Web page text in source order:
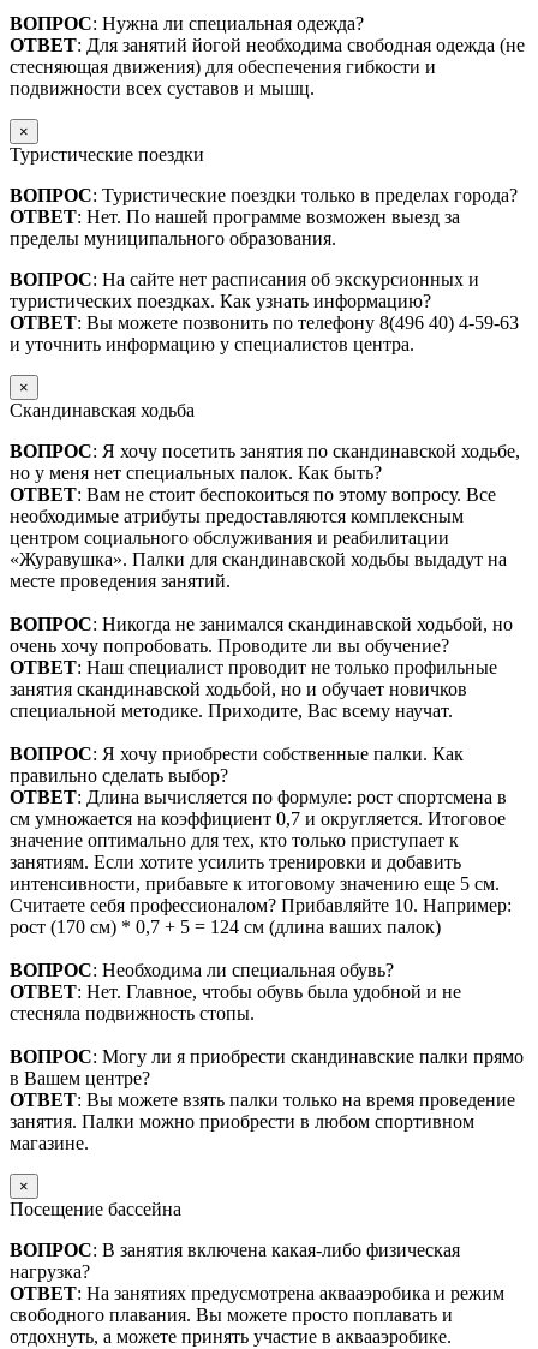
ВОПРОС: Нужна ли специальная одежда?
ОТВЕТ: Для занятий йогой необходима свободная одежда (не
стесняющая движения) для обеспечения гибкости и
подвижности всех суставов и мышц.
×
Туристические поездки
ВОПРОС: Туристические поездки только в пределах города?
ОТВЕТ: Нет. По нашей программе возможен выезд за
пределы муниципального образования.
ВОПРОС: На сайте нет расписания об экскурсионных и
туристических поездках. Как узнать информацию?
ОТВЕТ: Вы можете позвонить по телефону 8(496 40) 4-59-63
и уточнить информацию у специалистов центра.
×
Скандинавская ходьба
ВОПРОС: Я хочу посетить занятия по скандинавской ходьбе,
но у меня нет специальных палок. Как быть?
ОТВЕТ: Вам не стоит беспокоиться по этому вопросу. Все
необходимые атрибуты предоставляются комплексным
центром социального обслуживания и реабилитации
«Журавушка». Палки для скандинавской ходьбы выдадут на
месте проведения занятий.
ВОПРОС: Никогда не занимался скандинавской ходьбой, но
очень хочу попробовать. Проводите ли вы обучение?
ОТВЕТ: Наш специалист проводит не только профильные
занятия скандинавской ходьбой, но и обучает новичков
специальной методике. Приходите, Вас всему научат.
ВОПРОС: Я хочу приобрести собственные палки. Как
правильно сделать выбор?
ОТВЕТ: Длина вычисляется по формуле: рост спортсмена в
см умножается на коэффициент 0,7 и округляется. Итоговое
значение оптимально для тех, кто только приступает к
занятиям. Если хотите усилить тренировки и добавить
интенсивности, прибавьте к итоговому значению еще 5 см.
Считаете себя профессионалом? Прибавляйте 10. Например:
рост (170 см) * 0,7 + 5 = 124 см (длина ваших палок)
ВОПРОС: Необходима ли специальная обувь?
ОТВЕТ: Нет. Главное, чтобы обувь была удобной и не
стесняла подвижность стопы.
ВОПРОС: Могу ли я приобрести скандинавские палки прямо
в Вашем центре?
ОТВЕТ: Вы можете взять палки только на время проведение
занятия. Палки можно приобрести в любом спортивном
магазине.
×
Посещение бассейна
ВОПРОС: В занятия включена какая-либо физическая
нагрузка?
ОТВЕТ: На занятиях предусмотрена аквааэробика и режим
свободного плавания. Вы можете просто поплавать и
отдохнуть, а можете принять участие в аквааэробике.